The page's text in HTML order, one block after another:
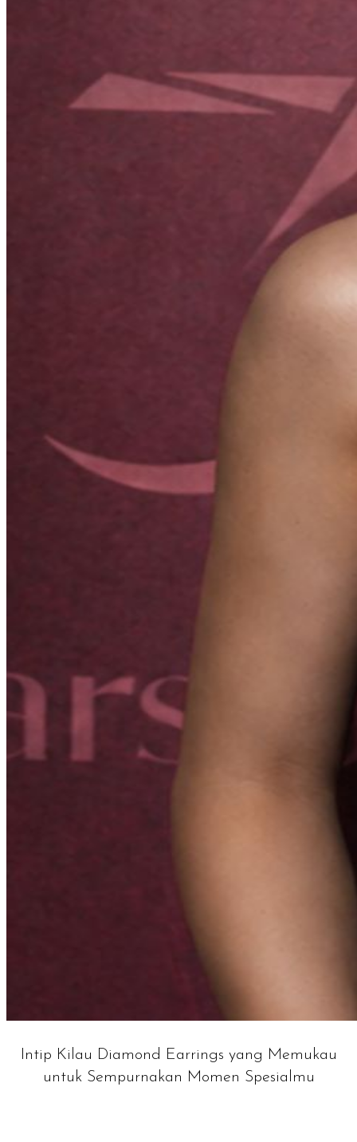
Intip Kilau Diamond Earrings yang Memukau
untuk Sempurnakan Momen Spesialmu